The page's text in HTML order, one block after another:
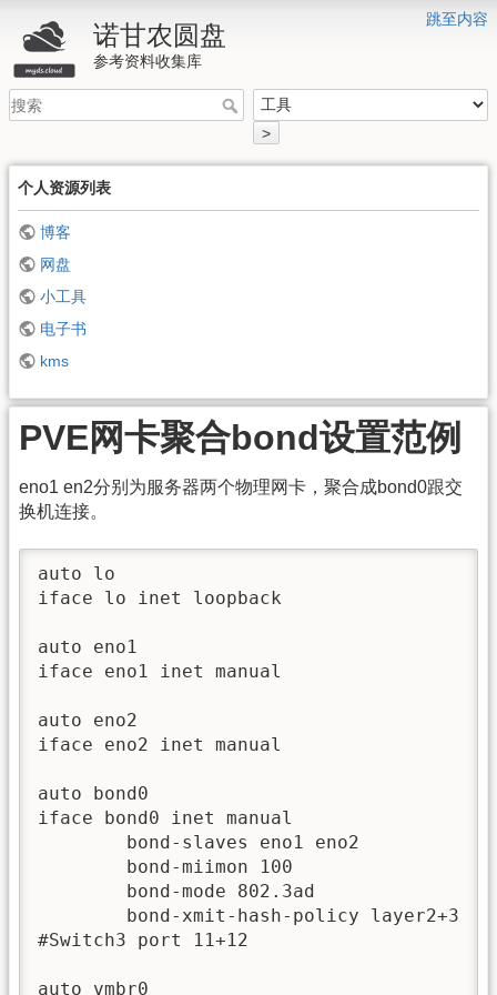
跳至内容
诺甘农圆盘
参考资料收集库
>
个人资源列表
博客
网盘
小工具
电子书
kms
PVE网卡聚合bond设置范例
eno1 en2分别为服务器两个物理网卡，聚合成bond0跟交
换机连接。
auto lo
iface lo inet loopback
auto eno1
iface eno1 inet manual
auto eno2
iface eno2 inet manual
auto bond0
iface bond0 inet manual
        bond-slaves eno1 eno2
        bond-miimon 100
        bond-mode 802.3ad
        bond-xmit-hash-policy layer2+3
#Switch3 port 11+12
auto vmbr0